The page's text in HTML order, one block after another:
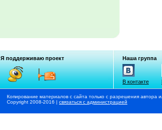
Я поддерживаю проект Наша группа
В контакте
Копирование материалов с сайта только с разрешения автора
Copyright 2008-2016 | связаться с администрацией